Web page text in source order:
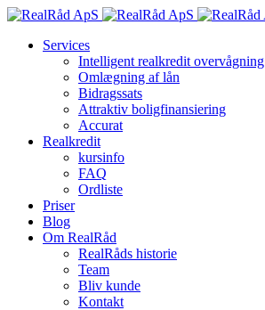
Services
Intelligent realkredit overvågning
Omlægning af lån
Bidragssats
Attraktiv boligfinansiering
Accurat
Realkredit
kursinfo
FAQ
Ordliste
Priser
Blog
Om RealRåd
RealRåds historie
Team
Bliv kunde
Kontakt